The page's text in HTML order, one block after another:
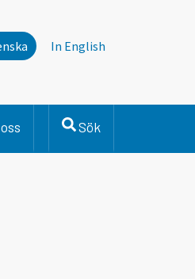
In English
Sök